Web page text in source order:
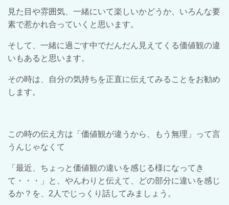
見た目や雰囲気、一緒にいて楽しいかどうか、いろんな要
素で惹かれ合っていくと思います。
そして、一緒に過ごす中でだんだん見えてくる価値観の違
いもあると思います。
その時は、自分の気持ちを正直に伝えてみることをお勧め
します。
この時の伝え方は「価値観が違うから、もう無理」って言
うんじゃなくて
「最近、ちょっと価値観の違いを感じる様になってき
て・・・」と、やんわりと伝えて、どの部分に違いを感じ
るか？を、 2 人でじっくり話してみましょう。